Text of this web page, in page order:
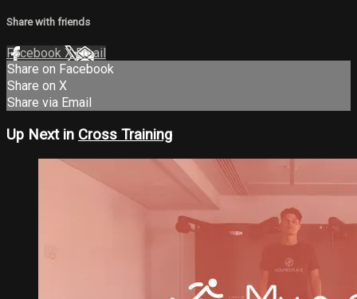
Share with friends
Facebook XEmail
Share on Facebook
Share on X
Share via Email
Up Next in Cross Training